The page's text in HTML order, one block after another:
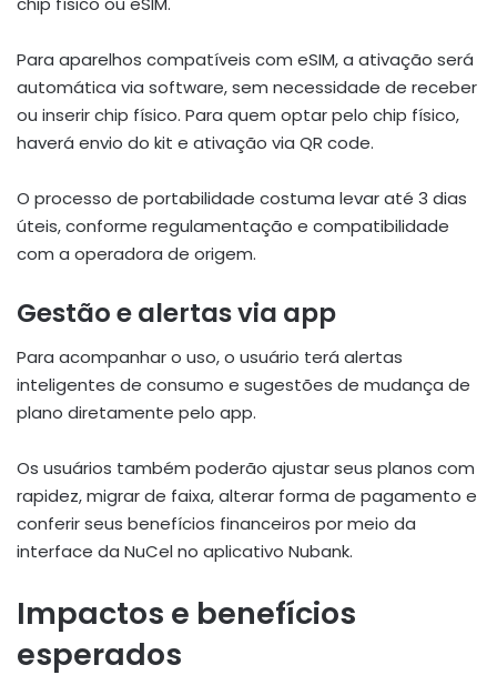
Para aparelhos compatíveis com eSIM, a ativação será
automática via software, sem necessidade de receber
ou inserir chip físico. Para quem optar pelo chip físico,
haverá envio do kit e ativação via QR code.
O processo de portabilidade costuma levar até 3 dias
úteis, conforme regulamentação e compatibilidade
com a operadora de origem.
Gestão e alertas via app
Para acompanhar o uso, o usuário terá alertas
inteligentes de consumo e sugestões de mudança de
plano diretamente pelo app.
Os usuários também poderão ajustar seus planos com
rapidez, migrar de faixa, alterar forma de pagamento e
conferir seus benefícios financeiros por meio da
interface da NuCel no aplicativo Nubank.
Impactos e benefícios
esperados